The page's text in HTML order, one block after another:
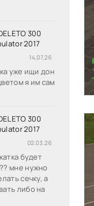
300
2017
14.07.26
уже ищи дон
я им сам
300
2017
02.03.26
будет
мне нужно
сечку, а
либо на